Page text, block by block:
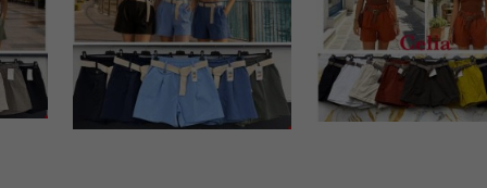
przez OMEZ
wycofanie zgody nie